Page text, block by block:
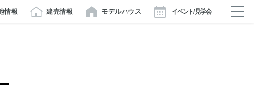
情報 建売情報 モデルハウス イベント/見学会